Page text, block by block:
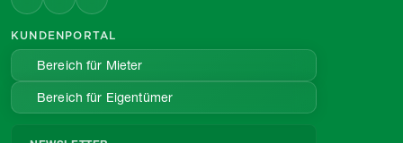
KUNDENPORTAL
Bereich für Mieter
Bereich für Eigentümer